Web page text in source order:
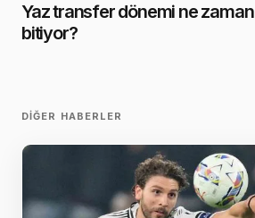
Yaz transfer dönemi ne zaman
bitiyor?
DIĞER HABERLER